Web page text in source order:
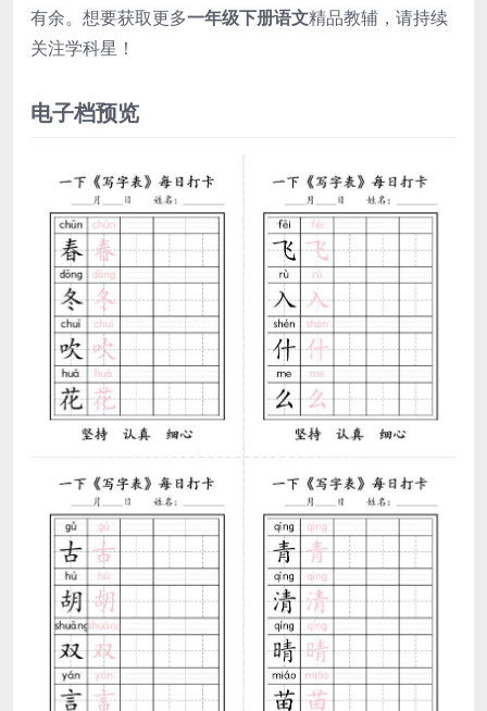
有余。想要获取更多一年级下册语文精品教辅，请持续
关注学科星！
电子档预览